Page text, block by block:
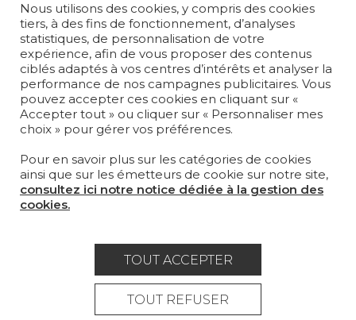
MOBILIER
PROJETS
SUR-MESURE
MAGAZINE
LA MAISON
OÙ NOUS TROUVER ?
Carrière Contact
Lexique
Mentions légales
Nous utilisons des cookies, y compris des cookies
tiers, à des fins de fonctionnement, d’analyses
statistiques, de personnalisation de votre
expérience, afin de vous proposer des contenus
ciblés adaptés à vos centres d’intérêts et analyser la
performance de nos campagnes publicitaires. Vous
pouvez accepter ces cookies en cliquant sur «
Accepter tout » ou cliquer sur « Personnaliser mes
choix » pour gérer vos préférences.
Pour en savoir plus sur les catégories de cookies
ainsi que sur les émetteurs de cookie sur notre site,
consultez ici notre notice dédiée à la gestion des
cookies.
TOUT ACCEPTER
TOUT REFUSER